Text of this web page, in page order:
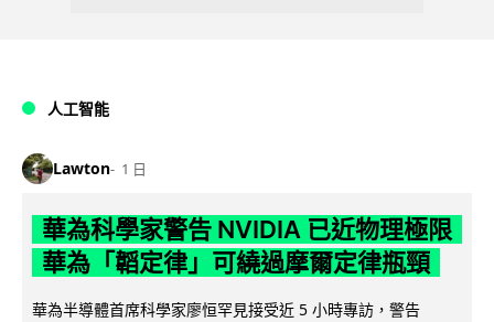
人工智能
Lawton 1 日
華為科學家警告 NVIDIA 已近物理極限
華為「韜定律」可繞過摩爾定律瓶頸
華為半導體首席科學家廖恒罕見接受近 5 小時專訪，警告